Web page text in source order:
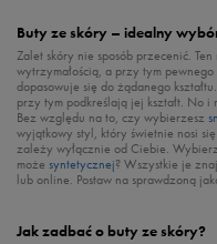
Buty ze skóry – idealny
Zalet skóry nie sposób przecenić.
wytrzymałością, a przy tym
dopasowuje się do żądanego
przy tym podkreślają jej kształt. No
Bez względu na to, czy wybierzesz
wyjątkowy styl, który świetnie nosi
zależy wyłącznie od Ciebie.
może syntetycznej? Wszystkie je
lub online. Postaw na sprawdzoną
Jak zadbać o buty ze skóry?